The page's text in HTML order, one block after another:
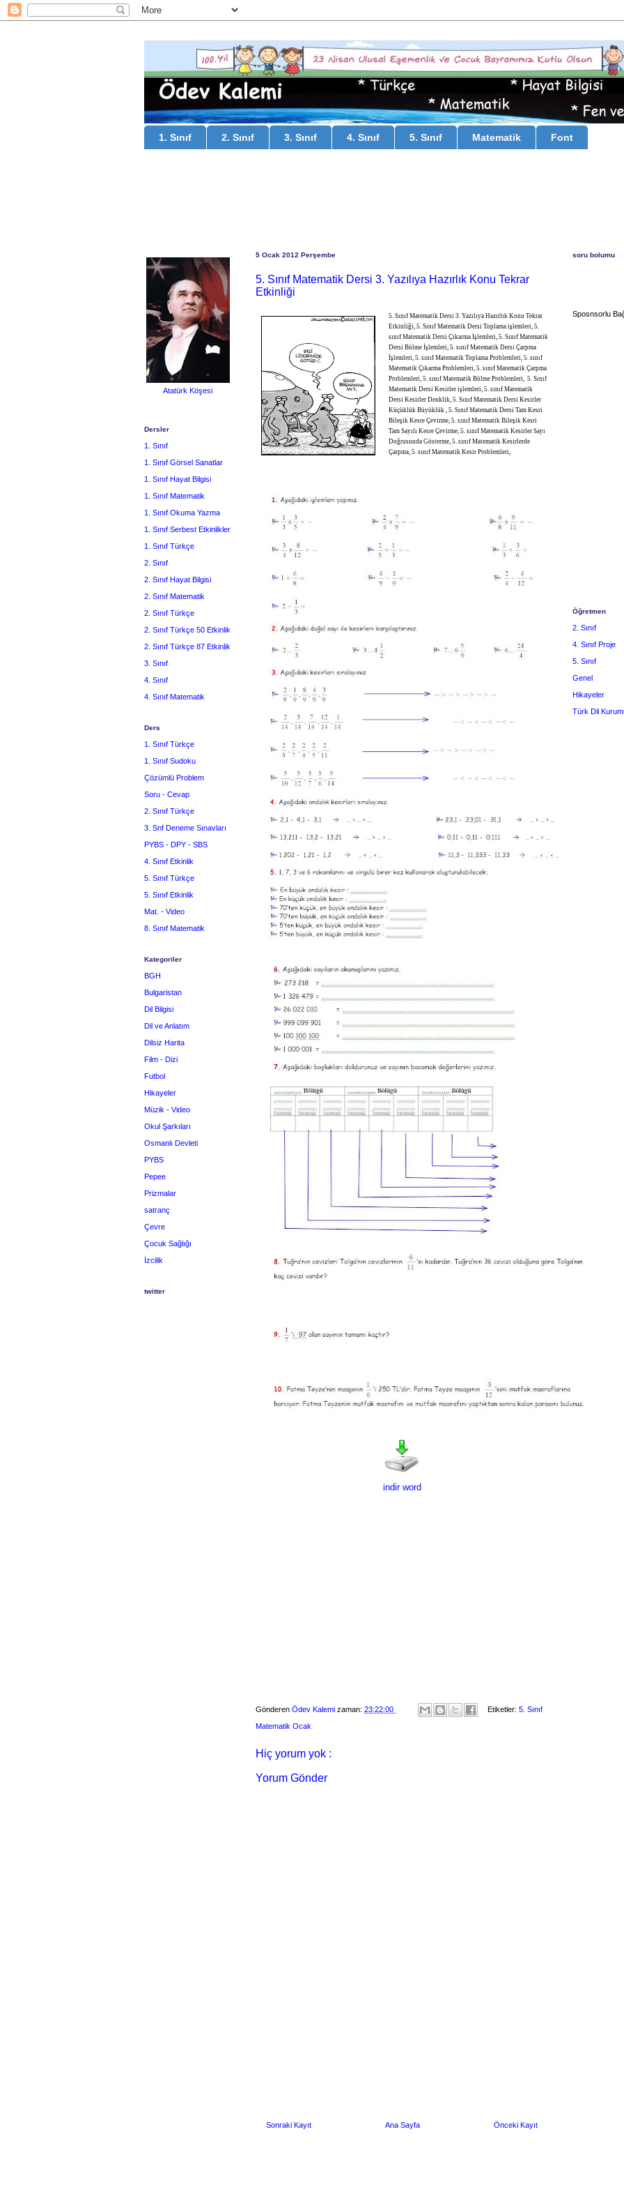
1. Sınıf 2. Sınıf 3. Sınıf 4. Sınıf 5. Sınıf Matematik Font
5 Ocak 2012 Perşembe
5. Sınıf Matematik Dersi 3. Yazılıya Hazırlık Konu Tekrar
Etkinliği
5. Sınıf Matematik Dersi 3. Yazılıya Hazırlık Konu Tekrar
Etkinliği, 5. Sınıf Matematik Dersi Toplama işlemleri, 5.
sınıf Matematik Dersi Çıkarma İşlemleri, 5. Sınıf Matematik
Dersi Bölme İşlemleri, 5. sınıf Matematik Dersi Çarpma
İşlemleri, 5. sınıf Matematik Toplama Problemleri, 5. sınıf
Matematik Çıkarma Problemleri, 5. sınıf Matematik Çarpma
Problemleri, 5. sınıf Matematik Bölme Problemleri, 5. Sınıf
Matematik Dersi Kesirler işlemleri, 5. sınıf Matematik
Dersi Kesirler Denklik, 5. Sınıf Matematik Dersi Kesirler
Küçüklük Büyüklük , 5. Sınıf Matematik Dersi Tam Kesri
Bileşik Kesre Çevirme, 5. sınıf Matematik Bileşik Kesri
Tam Sayılı Kesre Çevirme, 5. sınıf Matematik Kesirler Sayı
Doğrusunda Gösterme, 5. sınıf Matematik Kesirlerde
Çarpma, 5. sınıf Matematik Kesir Problemleri,
indir word
Gönderen Ödev Kalemi zaman: 23:22:00 Etiketler: 5. Sınıf
Matematik Ocak
Hiç yorum yok :
Yorum Gönder
Sonraki Kayıt Önceki Kayıt
Ana Sayfa
Atatürk Köşesi
Dersler
1. Sınıf
1. Sınıf Görsel Sanatlar
1. Sınıf Hayat Bilgisi
1. Sınıf Matematik
1. Sınıf Okuma Yazma
1. Sınıf Serbest Etkinlikler
1. Sınıf Türkçe
2. Sınıf
2. Sınıf Hayat Bilgisi
2. Sınıf Matematik
2. Sınıf Türkçe
2. Sınıf Türkçe 50 Etkinlik
2. Sınıf Türkçe 87 Etkinlik
3. Sınıf
4. Sınıf
4. Sınıf Matematik
Ders
1. Sınıf Türkçe
1. Sınıf Sudoku
Çözümlü Problem
Soru - Cevap
2. Sınıf Türkçe
3. Snf Deneme Sınavları
PYBS - DPY - SBS
4. Sınıf Etkinlik
5. Sınıf Türkçe
5. Sınıf Etkinlik
Mat. - Video
8. Sınıf Matematik
Kategoriler
BGH
Bulgaristan
Dil Bilgisi
Dil ve Anlatım
Dilsiz Harita
Film - Dizi
Futbol
Hikayeler
Müzik - Video
Okul Şarkıları
Osmanlı Devleti
PYBS
Pepee
Prizmalar
satranç
Çevre
Çocuk Sağlığı
İzcilik
twitter
soru bolumu
Sposnsorlu
Öğretmen
2. Sınıf
4. Sınıf Proje
5. Sınıf
Genel
Hikayeler
Türk Dil